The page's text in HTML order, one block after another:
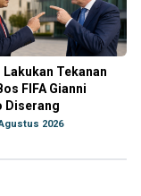
Lakukan Tekanan
FIFA Gianni
Diserang
2026